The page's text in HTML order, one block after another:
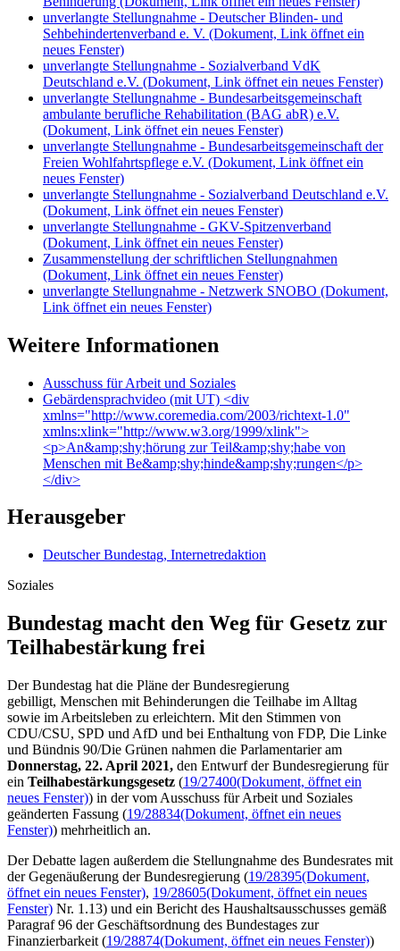
unverlangte Stellungnahme - Deutscher Blinden- und
Sehbehindertenverband e. V. (Dokument, Link öffnet ein
neues Fenster)
unverlangte Stellungnahme - Sozialverband VdK
Deutschland e.V. (Dokument, Link öffnet ein neues Fenster)
unverlangte Stellungnahme - Bundesarbeitsgemeinschaft
ambulante berufliche Rehabilitation (BAG abR) e.V.
(Dokument, Link öffnet ein neues Fenster)
unverlangte Stellungnahme - Bundesarbeitsgemeinschaft der
Freien Wohlfahrtspflege e.V. (Dokument, Link öffnet ein
neues Fenster)
unverlangte Stellungnahme - Sozialverband Deutschland e.V.
(Dokument, Link öffnet ein neues Fenster)
unverlangte Stellungnahme - GKV-Spitzenverband
(Dokument, Link öffnet ein neues Fenster)
Zusammenstellung der schriftlichen Stellungnahmen
(Dokument, Link öffnet ein neues Fenster)
unverlangte Stellungnahme - Netzwerk SNOBO (Dokument,
Link öffnet ein neues Fenster)
Weitere Informationen
Ausschuss für Arbeit und Soziales
Gebärdensprachvideo (mit UT) <div
xmlns="http://www.coremedia.com/2003/richtext-1.0"
xmlns:xlink="http://www.w3.org/1999/xlink">
<p>An&amp;shy;hörung zur Teil&amp;shy;habe von
Menschen mit Be&amp;shy;hinde&amp;shy;rungen</p>
</div>
Herausgeber
Deutscher Bundestag, Internetredaktion
Soziales
Bundestag macht den Weg für Ge­setz zur
Teilhabe­stärkung frei
Der Bundestag hat die Pläne der Bundesregierung
gebilligt, Menschen mit Behinderungen die Teilhabe im Alltag
sowie im Arbeitsleben zu erleichtern. Mit den Stimmen von
CDU/CSU, SPD und AfD und bei Enthaltung von FDP, Die Linke
und Bündnis 90/Die Grünen nahmen die Parlamentarier am
Donnerstag, 22. April 2021, den Entwurf der Bundesregierung für
ein Teilhabestärkungsgesetz (19/27400(Dokument, öffnet ein
neues Fenster)) in der vom Ausschuss für Arbeit und Soziales
geänderten Fassung (19/28834(Dokument, öffnet ein neues
Fenster)) mehrheitlich an.
Der Debatte lagen außerdem die Stellungnahme des Bundesrates mit
der Gegenäußerung der Bundesregierung (19/28395(Dokument,
öffnet ein neues Fenster), 19/28605(Dokument, öffnet ein neues
Fenster) Nr. 1.13) und ein Bericht des Haushaltsausschusses gemäß
Paragraf 96 der Geschäftsordnung des Bundestages zur
Finanzierbarkeit (19/28874(Dokument, öffnet ein neues Fenster))